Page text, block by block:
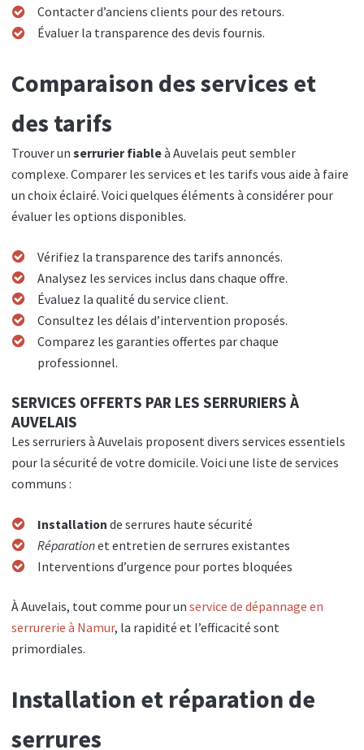
Contacter d’anciens clients pour des retours.
Évaluer la transparence des devis fournis.
Comparaison des services et
des tarifs
Trouver un serrurier fiableà Auvelais peut sembler
complexe. Comparer les services et les tarifs vous aide à faire
un choix éclairé. Voici quelques éléments à considérer pour
évaluer les options disponibles.
Vérifiez la transparence des tarifs annoncés.
Analysez les services inclus dans chaque offre.
Évaluez la qualité du service client.
Consultez les délais d’intervention proposés.
Comparez les garanties offertes par chaque
professionnel.
SERVICES OFFERTS PAR LES SERRURIERS À
AUVELAIS
Les serruriers à Auvelais proposent divers services essentiels
pour la sécurité de votre domicile. Voici une liste de services
communs :
Installation de serrures haute sécurité
Réparationet entretien de serrures existantes
Interventions d’urgence pour portes bloquées
À Auvelais, tout comme pour un service de dépannage en
serrurerie à Namur, la rapidité et l’efficacité sont
primordiales.
Installation et réparation de
serrures